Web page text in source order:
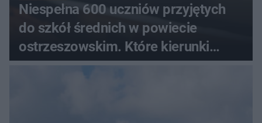
Niespełna 600 uczniów przyjętych
do szkół średnich w powiecie
ostrzeszowskim. Które kierunki
wybierali najczęściej?